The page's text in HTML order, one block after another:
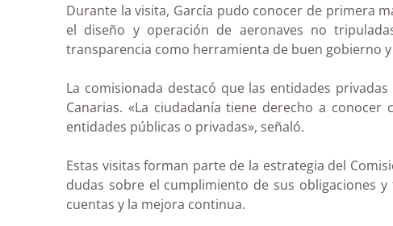
Durante la visita, García pudo conocer de primera
el diseño y operación de aeronaves no
transparencia como herramienta de buen gobierno
La comisionada destacó que las entidades
Canarias. «La ciudadanía tiene derecho a
entidades públicas o privadas», señaló.
Estas visitas forman parte de la estrategia del
dudas sobre el cumplimiento de sus obligaciones
cuentas y la mejora continua.